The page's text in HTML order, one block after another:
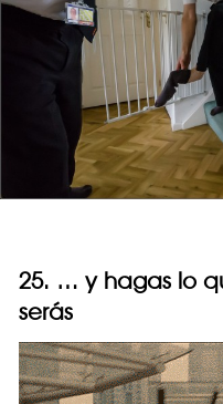
25. … y hagas lo
serás